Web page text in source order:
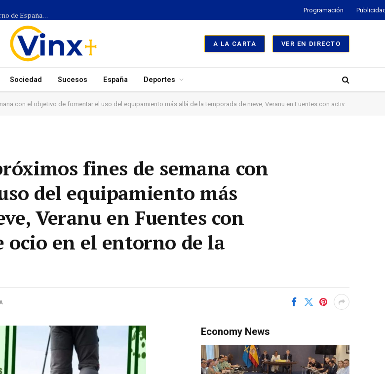
Más de 1.300 efectivos participarán en el dispositivo coordinado entre el Gobierno de España, el Principado de Asturias y los ayuntamientos para el eclipse del 12 de agosto
Programación
A LA CARTA VER EN DIRECTO
Sociedad Sucesos España Deportes
fomentar el uso del equipamiento más allá de la temporada de nieve, Veranu en Fuentes con actividades deportivas y de ocio en el entorno de la estación allerana
fines de semana con
del equipamiento más
Veranu en Fuentes con
ocio en el entorno de la
Economy News